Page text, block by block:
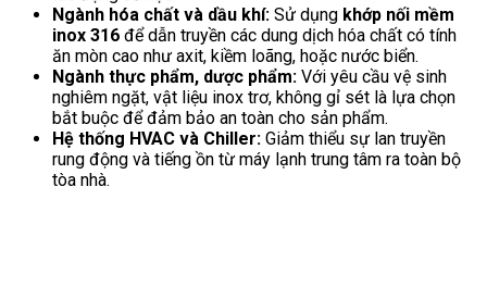
Ngành hóa chất và dầu khí: Sử dụng khớp nối mềm
inox 316 để dẫn truyền các dung dịch hóa chất có tính
ăn mòn cao như axit, kiềm loãng, hoặc nước biển.
Ngành thực phẩm, dược phẩm: Với yêu cầu vệ sinh
nghiêm ngặt, vật liệu inox trơ, không gỉ sét là lựa chọn
bắt buộc để đảm bảo an toàn cho sản phẩm.
Hệ thống HVAC và Chiller: Giảm thiểu sự lan truyền
rung động và tiếng ồn từ máy lạnh trung tâm ra toàn bộ
tòa nhà.